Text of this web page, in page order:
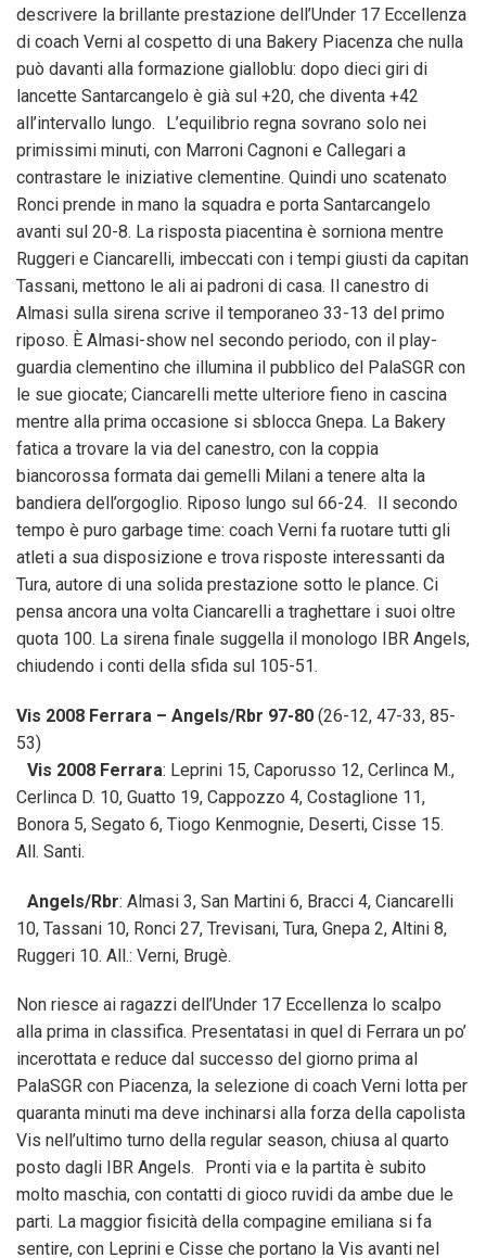
descrivere la brillante prestazione dell’Under 17 Eccellenza
di coach Verni al cospetto di una Bakery Piacenza che nulla
può davanti alla formazione gialloblu: dopo dieci giri di
lancette Santarcangelo è già sul +20, che diventa +42
all’intervallo lungo. L’equilibrio regna sovrano solo nei
primissimi minuti, con Marroni Cagnoni e Callegari a
contrastare le iniziative clementine. Quindi uno scatenato
Ronci prende in mano la squadra e porta Santarcangelo
avanti sul 20-8. La risposta piacentina è sorniona mentre
Ruggeri e Ciancarelli, imbeccati con i tempi giusti da capitan
Tassani, mettono le ali ai padroni di casa. Il canestro di
Almasi sulla sirena scrive il temporaneo 33-13 del primo
riposo. È Almasi-show nel secondo periodo, con il play-
guardia clementino che illumina il pubblico del PalaSGR con
le sue giocate; Ciancarelli mette ulteriore fieno in cascina
mentre alla prima occasione si sblocca Gnepa. La Bakery
fatica a trovare la via del canestro, con la coppia
biancorossa formata dai gemelli Milani a tenere alta la
bandiera dell’orgoglio. Riposo lungo sul 66-24. Il secondo
tempo è puro garbage time: coach Verni fa ruotare tutti gli
atleti a sua disposizione e trova risposte interessanti da
Tura, autore di una solida prestazione sotto le plance. Ci
pensa ancora una volta Ciancarelli a traghettare i suoi oltre
quota 100. La sirena finale suggella il monologo IBR Angels,
chiudendo i conti della sfida sul 105-51.
Vis 2008 Ferrara – Angels/Rbr 97-80 (26-12, 47-33, 85-
53)
Vis 2008 Ferrara: Leprini 15, Caporusso 12, Cerlinca M.,
Cerlinca D. 10, Guatto 19, Cappozzo 4, Costaglione 11,
Bonora 5, Segato 6, Tiogo Kenmognie, Deserti, Cisse 15.
All. Santi.
Angels/Rbr: Almasi 3, San Martini 6, Bracci 4, Ciancarelli
10, Tassani 10, Ronci 27, Trevisani, Tura, Gnepa 2, Altini 8,
Ruggeri 10. All.: Verni, Brugè.
Non riesce ai ragazzi dell’Under 17 Eccellenza lo scalpo
alla prima in classifica. Presentatasi in quel di Ferrara un po’
incerottata e reduce dal successo del giorno prima al
PalaSGR con Piacenza, la selezione di coach Verni lotta per
quaranta minuti ma deve inchinarsi alla forza della capolista
Vis nell’ultimo turno della regular season, chiusa al quarto
posto dagli IBR Angels. Pronti via e la partita è subito
molto maschia, con contatti di gioco ruvidi da ambe due le
parti. La maggior fisicità della compagine emiliana si fa
sentire, con Leprini e Cisse che portano la Vis avanti nel